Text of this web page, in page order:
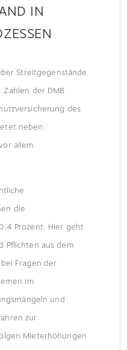
IN
Streitgegenstände
der DMB
des
neben
allem
die
Prozent. Hier geht
Pflichten aus dem
Fragen der
im
und
zur
Mieterhöhungen